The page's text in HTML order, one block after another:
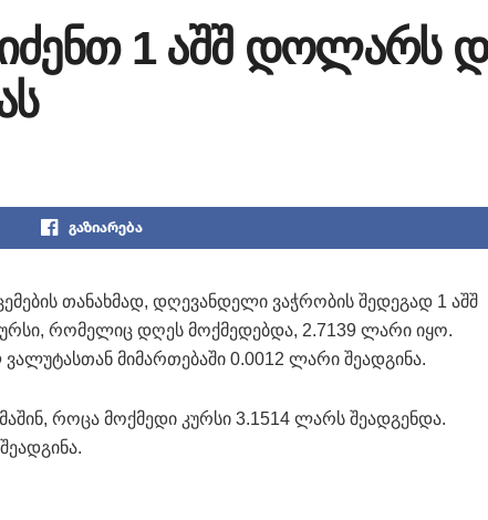
1 აშშ დოლარს
გაზიარება
თანახმად, დღევანდელი ვაჭრობის შედეგად 1 აშშ
რომელიც დღეს მოქმედებდა, 2.7139 ლარი იყო.
მიმართებაში 0.0012 ლარი შეადგინა.
როცა მოქმედი კურსი 3.1514 ლარს შეადგენდა.